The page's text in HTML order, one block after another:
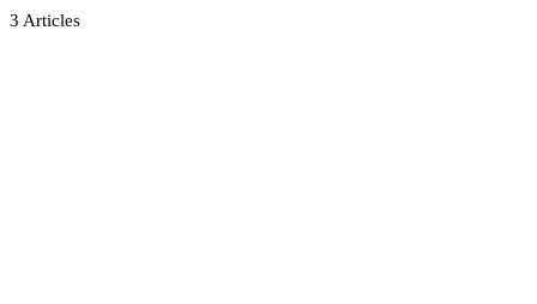
3 Articles